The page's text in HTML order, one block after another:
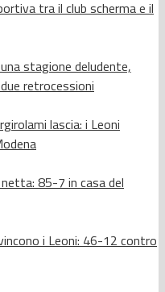
tra il club scherma e il
stagione deludente,
retrocessioni
lascia: i Leoni
85-7 in casa del
i Leoni: 46-12 contro